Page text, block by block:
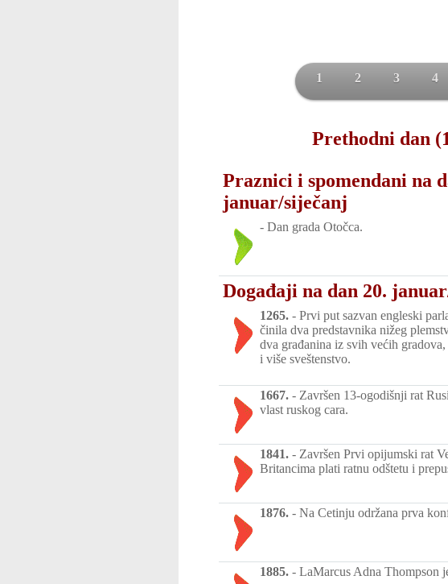
1 2 3 4
Prethodni dan
Praznici i spomendani na
januar/siječanj
- Dan grada Otočca.
Događaji na dan 20.
1265. - Prvi put sazvan engleski
činila dva predstavnika nižeg
dva građanina iz svih većih
i više sveštenstvo.
1667. - Završen 13-ogodišnji rat
vlast ruskog cara.
1841. - Završen Prvi opijumski rat
Britancima plati ratnu odštetu i
1876. - Na Cetinju održana prva
1885. - LaMarcus Adna Thompson